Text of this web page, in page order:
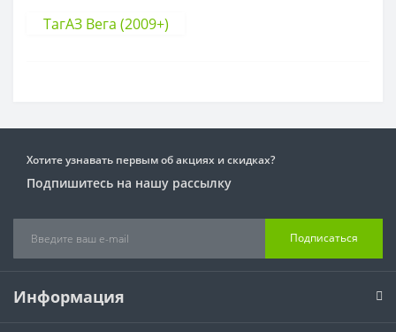
ТагАЗ Вега (2009+)
Хотите узнавать первым об акциях и скидках?
Подпишитесь на нашу рассылку
Подписаться
Информация